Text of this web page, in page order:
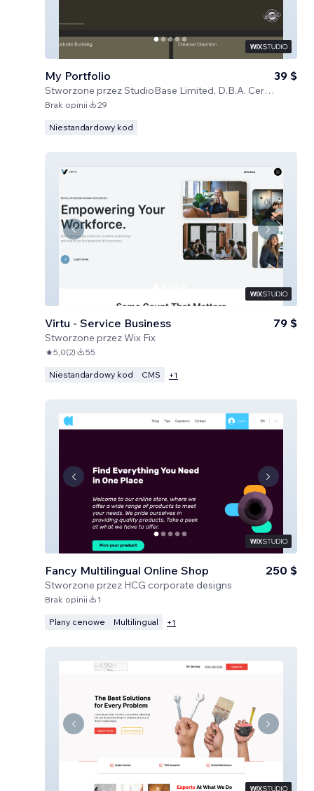
My Portfolio
Stworzone przezStudioBase Limited, D.B.A. Certified Code
39 $
Brak opinii 29
Niestandardowy kod
Virtu - Service Business
Stworzone przezWix Fix
79 $
5,0(2) 55
Niestandardowy kod CMS +1
Fancy Multilingual Online Shop
Stworzone przez HCG corporate designs
250 $
Brak opinii 1
Plany cenowe Multilingual +1